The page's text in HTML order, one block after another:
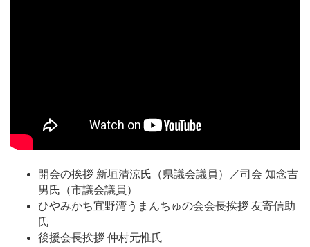
開会の挨拶 新垣清涼氏（県議会議員）／司会 知念吉
男氏（市議会議員）
ひやみかち宜野湾うまんちゅの会会長挨拶 友寄信助
氏
後援会長挨拶 仲村元惟氏